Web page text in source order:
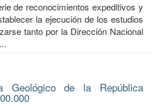
de reconocimientos expeditivos y
la ejecución de los estudios
tanto por la Dirección Nacional
Geológico de la República